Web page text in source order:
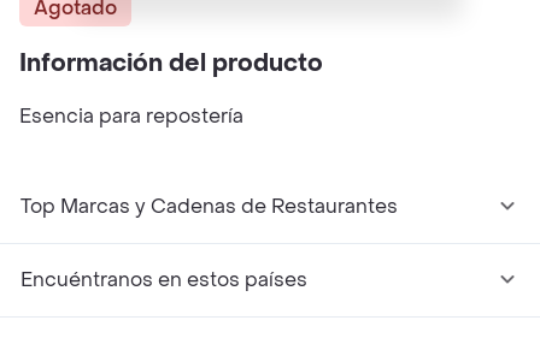
Agotado
Información del producto
Esencia para repostería
Top Marcas y Cadenas de Restaurantes
Encuéntranos en estos países